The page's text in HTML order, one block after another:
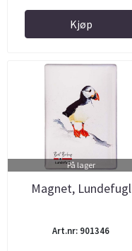
Kjøp
På lager
Magnet, Lundefugl
Art.nr: 901346